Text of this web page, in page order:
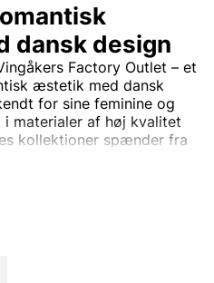
dansk design
Factory Outlet – et
æstetik med dansk
for sine feminine og
materialer af høj kvalitet
kollektioner spænder fra
detaljer og bløde
stilrene basisplagg.
mellem komfort og stil.